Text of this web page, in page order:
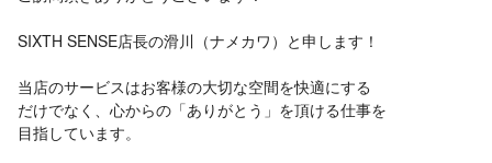
SIXTH SENSE店長の滑川（ナメカワ）と申します！
当店のサービスはお客様の大切な空間を快適にする
だけでなく、心からの「ありがとう」を頂ける仕事を
目指しています。